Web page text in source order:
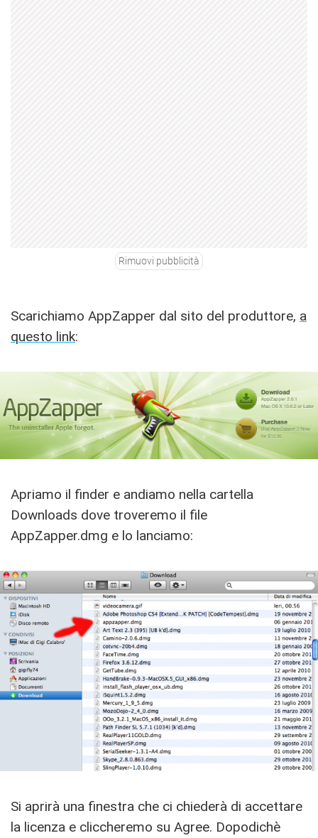
Rimuovi pubblicità
Scarichiamo AppZapper dal sito del produttore, a
questo link:
Apriamo il finder e andiamo nella cartella
Downloads dove troveremo il file
AppZapper.dmg e lo lanciamo:
Si aprirà una finestra che ci chiederà di accettare
la licenza e cliccheremo su Agree. Dopodichè